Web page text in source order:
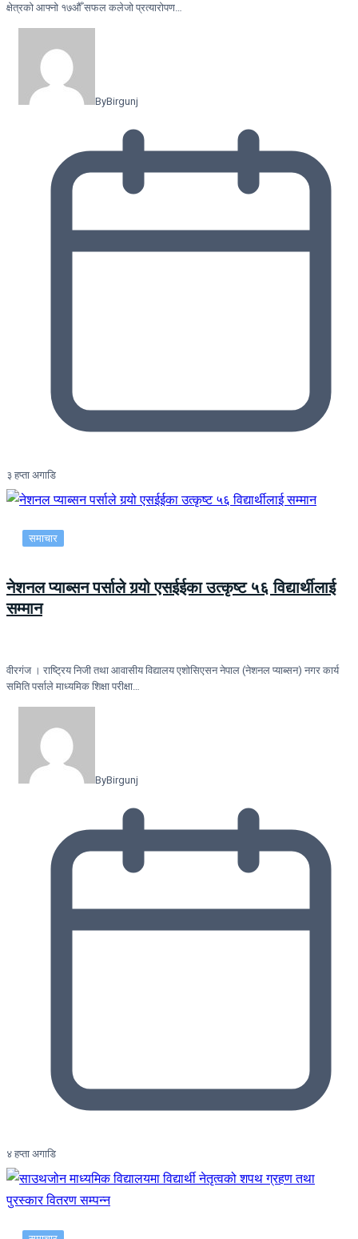
क्षेत्रको आफ्नो १७औँ सफल कलेजो प्रत्यारोपण…
ByBirgunj
३ हप्ता अगाडि
समाचार
नेशनल प्याब्सन पर्साले गर्‍यो एसईईका उत्कृष्ट ५६ विद्यार्थीलाई
सम्मान
वीरगंज । राष्ट्रिय निजी तथा आवासीय विद्यालय एशोसिएसन नेपाल (नेशनल प्याब्सन) नगर कार्य
समिति पर्साले माध्यमिक शिक्षा परीक्षा…
ByBirgunj
४ हप्ता अगाडि